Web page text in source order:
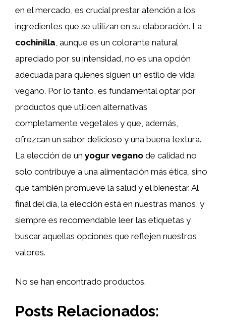
en el mercado, es crucial prestar atención a los
ingredientes que se utilizan en su elaboración. La
cochinilla, aunque es un colorante natural
apreciado por su intensidad, no es una opción
adecuada para quienes siguen un estilo de vida
vegano. Por lo tanto, es fundamental optar por
productos que utilicen alternativas
completamente vegetales y que, además,
ofrezcan un sabor delicioso y una buena textura.
La elección de un yogur vegano de calidad no
solo contribuye a una alimentación más ética, sino
que también promueve la salud y el bienestar. Al
final del día, la elección está en nuestras manos, y
siempre es recomendable leer las etiquetas y
buscar aquellas opciones que reflejen nuestros
valores.
No se han encontrado productos.
Posts Relacionados: